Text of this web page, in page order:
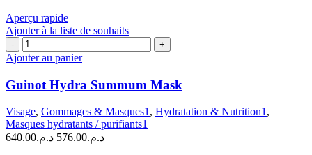
SPF
6
50
Aperçu rapide
Ajouter à la liste de souhaits
quantité
de
Hydra
Summum
Mask
Ajouter au panier
Guinot Hydra Summum Mask
Visage, Gommages & Masques1 , Hydratation & Nutrition1 ,
Masques hydratants / purifiants1
د.م.640.00
Le
د.م.576.00
Le